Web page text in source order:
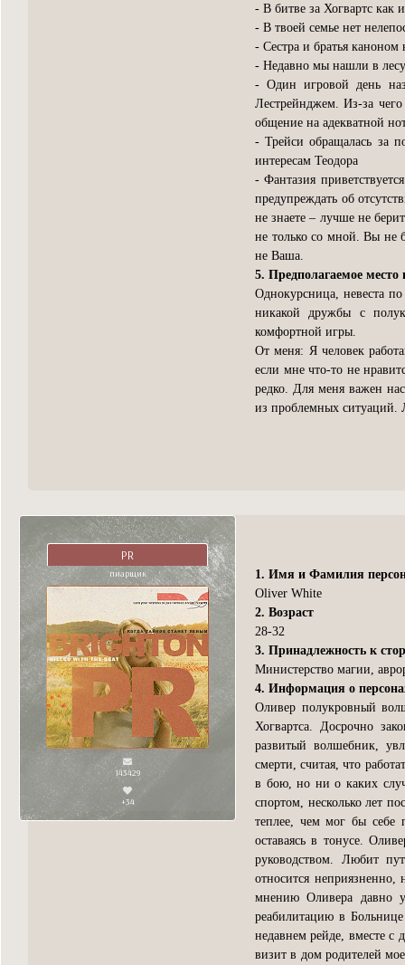
- В битве за Хогвартс как
- В твоей семье нет
- Сестра и братья
- Недавно мы нашли в
- Один игровой день
Лестрейнджем. Из-за
общение на адекватной
- Трейси обращалась за
интересам Теодора
- Фантазия
предупреждать об
не знаете – лучше не
не только со мной. Вы не
не Ваша.
5. Предполагаемое место
Однокурсница, невеста
никакой дружбы с
комфортной игры.
От меня: Я человек
если мне что-то не
редко. Для меня важен
из проблемных ситуаций.
PR
пиарщик
143429
+34
1. Имя и Фамилия
Oliver White
2. Возраст
28-32
3. Принадлежность к
Министерство магии,
4. Информация о
Оливер полукровный
Хогвартса. Досрочно
развитый волшебник,
смерти, считая, что
в бою, но ни о каких
спортом, несколько лет
теплее, чем мог бы себе
оставаясь в тонусе.
руководством. Любит
относится
мнению Оливера давно
реабилитацию в
недавнем рейде, вместе с
визит в дом родителей